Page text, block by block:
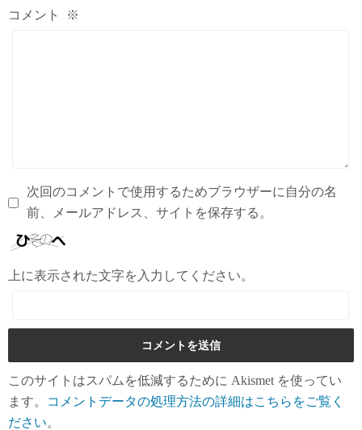
コメント ※
次回のコメントで使用するためブラウザーに自分の名
前、メールアドレス、サイトを保存する。
上に表示された文字を入力してください。
このサイトはスパムを低減するために Akismet を使ってい
ます。
コメントデータの処理方法の詳細はこちらをご覧く
ださい。